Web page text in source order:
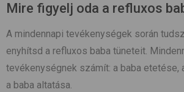
Mire figyelj oda a refluxos
A mindennapi tevékenységek során
enyhítsd a refluxos baba tüneteit.
tevékenységnek számít: a baba etetése,
a baba altatása.